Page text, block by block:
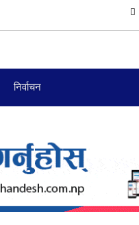
निर्वाचन